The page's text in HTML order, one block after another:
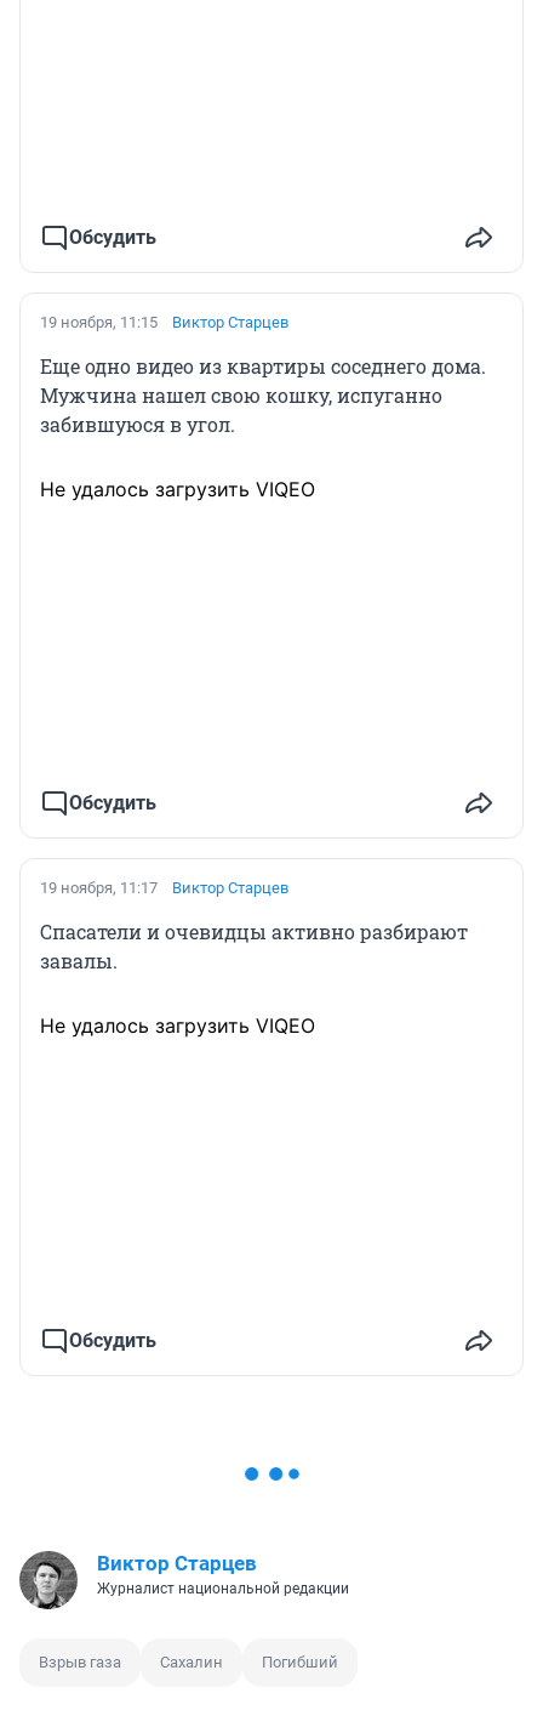
Обсудить
19 ноября, 11:15 Виктор Старцев
Еще одно видео из квартиры соседнего дома.
Мужчина нашел свою кошку, испуганно
забившуюся в угол.
Не удалось загрузить VIQEO
Обсудить
19 ноября, 11:17 Виктор Старцев
Спасатели и очевидцы активно разбирают
завалы.
Не удалось загрузить VIQEO
Обсудить
Виктор Старцев
Журналист национальной редакции
Взрыв газа Сахалин Погибший